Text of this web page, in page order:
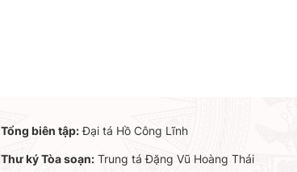
Tổng biên tập:Đại tá Hồ Công Lĩnh
Thư ký Tòa soạn:Trung tá Đặng Vũ Hoàng Thái